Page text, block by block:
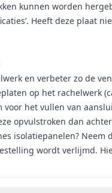
kunnen worden
Heeft deze plaat
en verbeter zo de
op het rachelwerk
het vullen van
opvulstroken dan
isolatiepanelen?
wordt verlijmd.